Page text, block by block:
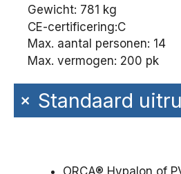
Gewicht: 781 kg
CE-certificering:C
Max. aantal personen: 14
Max. vermogen: 200 pk
+Standaard
ORCA® Hypalon of